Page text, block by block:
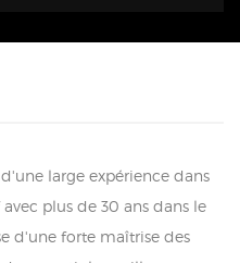
large expérience dans
plus de 30 ans dans le
d'une forte maîtrise des